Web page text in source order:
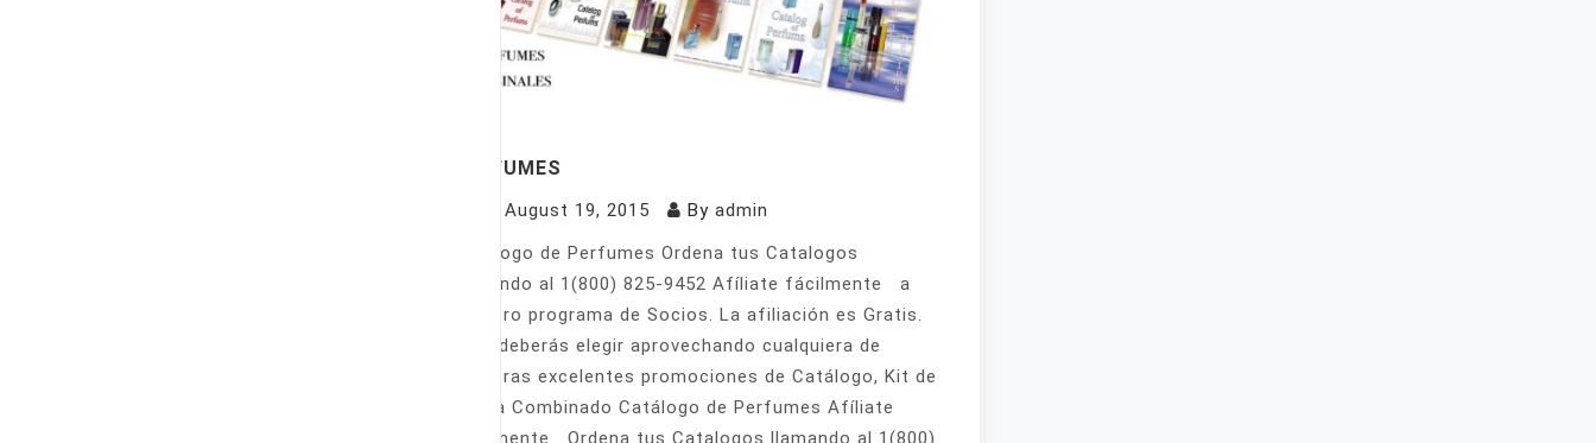
PERFUMES
August 19, 2015 By admin
Catálogo de Perfumes Ordena tus Catalogos
llamando al 1(800) 825-9452 Afíliate fácilmente a
nuestro programa de Socios. La afiliación es Gratis.
Sólo deberás elegir aprovechando cualquiera de
nuestras excelentes promociones de Catálogo, Kit de
Venta Combinado Catálogo de Perfumes Afíliate
fácilmente Ordena tus Catalogos llamando al 1(800)